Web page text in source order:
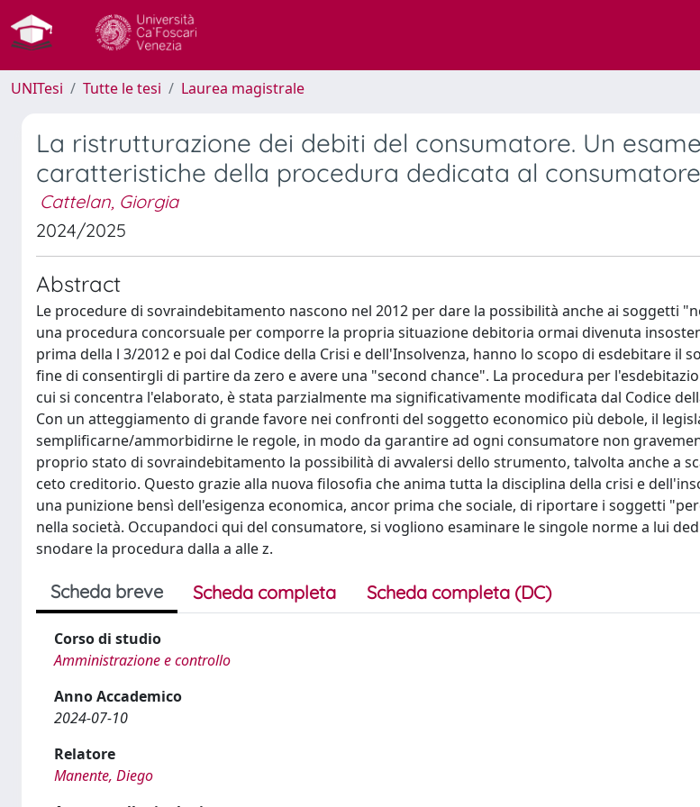
UNITesi Tutte le tesi Laurea magistrale
La ristrutturazione dei debiti del consumatore. Un
caratteristiche della procedura dedicata al consumatore
Cattelan, Giorgia
2024/2025
Abstract
Le procedure di sovraindebitamento nascono nel 2012 per dare la possibilità anche ai soggetti
una procedura concorsuale per comporre la propria situazione debitoria ormai divenuta
prima della l 3/2012 e poi dal Codice della Crisi e dell'Insolvenza, hanno lo scopo di esdebitare il
fine di consentirgli di partire da zero e avere una "second chance". La procedura per
cui si concentra l'elaborato, è stata parzialmente ma significativamente modificata dal Codice
Con un atteggiamento di grande favore nei confronti del soggetto economico più debole, il
semplificarne/ammorbidirne le regole, in modo da garantire ad ogni consumatore non
proprio stato di sovraindebitamento la possibilità di avvalersi dello strumento, talvolta anche a
ceto creditorio. Questo grazie alla nuova filosofia che anima tutta la disciplina della crisi e
una punizione bensì dell'esigenza economica, ancor prima che sociale, di riportare i soggetti
nella società. Occupandoci qui del consumatore, si vogliono esaminare le singole norme a lui
snodare la procedura dalla a alle z.
Scheda breve Scheda completa Scheda completa (DC)
Corso di studio
Amministrazione e controllo
Anno Accademico
2024-07-10
Relatore
Manente, Diego